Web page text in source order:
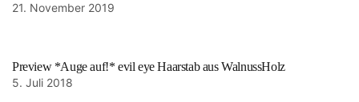
21. November 2019
Preview *Auge auf!* evil eye Haarstab aus WalnussHolz
5. Juli 2018